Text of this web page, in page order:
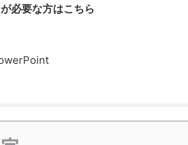
必要な方はこちら